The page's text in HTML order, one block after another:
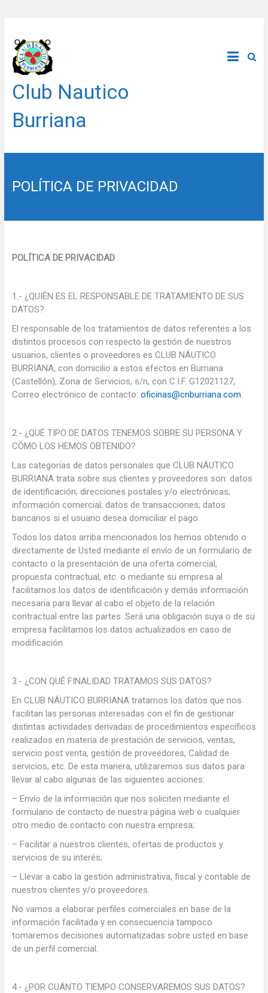
contenido
Club Nautico
Burriana
POLÍTICA DE PRIVACIDAD
POLÍTICA DE PRIVACIDAD
1.- ¿QUIÉN ES EL RESPONSABLE DE TRATAMIENTO DE SUS
DATOS?
El responsable de los tratamientos de datos referentes a los
distintos procesos con respecto la gestión de nuestros
usuarios, clientes o proveedores es CLUB NÁUTICO
BURRIANA, con domicilio a estos efectos en Burriana
(Castellón), Zona de Servicios, s/n, con C.I.F. G12021127,
Correo electrónico de contacto: oficinas@cnburriana.com.
2.- ¿QUÉ TIPO DE DATOS TENEMOS SOBRE SU PERSONA Y
CÓMO LOS HEMOS OBTENIDO?
Las categorías de datos personales que CLUB NÁUTICO
BURRIANA trata sobre sus clientes y proveedores son: datos
de identificación; direcciones postales y/o electrónicas;
información comercial; datos de transacciones; datos
bancarios si el usuario desea domiciliar el pago.
Todos los datos arriba mencionados los hemos obtenido o
directamente de Usted mediante el envío de un formulario de
contacto o la presentación de una oferta comercial,
propuesta contractual, etc. o mediante su empresa al
facilitarnos los datos de identificación y demás información
necesaria para llevar al cabo el objeto de la relación
contractual entre las partes. Será una obligación suya o de su
empresa facilitarnos los datos actualizados en caso de
modificación.
3.- ¿CON QUÉ FINALIDAD TRATAMOS SUS DATOS?
En CLUB NÁUTICO BURRIANA tratamos los datos que nos
facilitan las personas interesadas con el fin de gestionar
distintas actividades derivadas de procedimientos específicos
realizados en materia de prestación de servicios, ventas,
servicio post venta, gestión de proveedores, Calidad de
servicios, etc. De esta manera, utilizaremos sus datos para
llevar al cabo algunas de las siguientes acciones:
– Envío de la información que nos soliciten mediante el
formulario de contacto de nuestra página web o cualquier
otro medio de contacto con nuestra empresa;
– Facilitar a nuestros clientes, ofertas de productos y
servicios de su interés;
– Llevar a cabo la gestión administrativa, fiscal y contable de
nuestros clientes y/o proveedores.
No vamos a elaborar perfiles comerciales en base de la
información facilitada y en consecuencia tampoco
tomaremos decisiones automatizadas sobre usted en base
de un perfil comercial.
4.- ¿POR CUÁNTO TIEMPO CONSERVAREMOS SUS DATOS?